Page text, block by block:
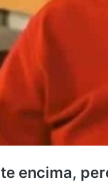
encima,